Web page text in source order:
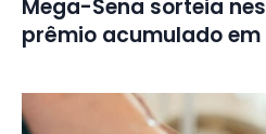
Mega-Sena sorteia
prêmio acumulado em